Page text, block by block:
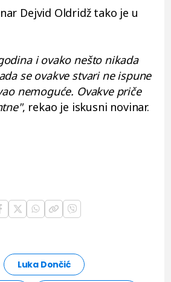
Dejvid Oldridž tako je u
i ovako nešto nikada
se ovakve stvari ne ispune
nemoguće. Ovakve priče
, rekao je iskusni novinar.
Luka Dončić